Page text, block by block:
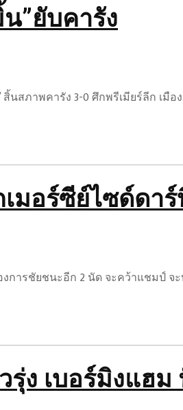
”ยับคารัง
สภาพคารัง 3-0 ศึกพรีเมียร์ลีก เมือ
มอร์ซีย์ไซด์ดา
การชัยชนะอีก 2 นัด จะคว้าแชมป์ จ
รุ่ง เบอร์มิงแฮ